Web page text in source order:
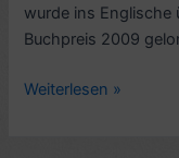
wurde ins Englische
Buchpreis 2009
Romankritik:
Weiterlesen »